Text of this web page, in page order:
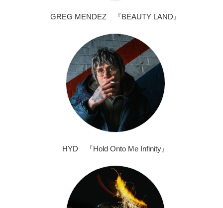
GREG MENDEZ 『BEAUTY LAND』
HYD 『Hold Onto Me Infinity』